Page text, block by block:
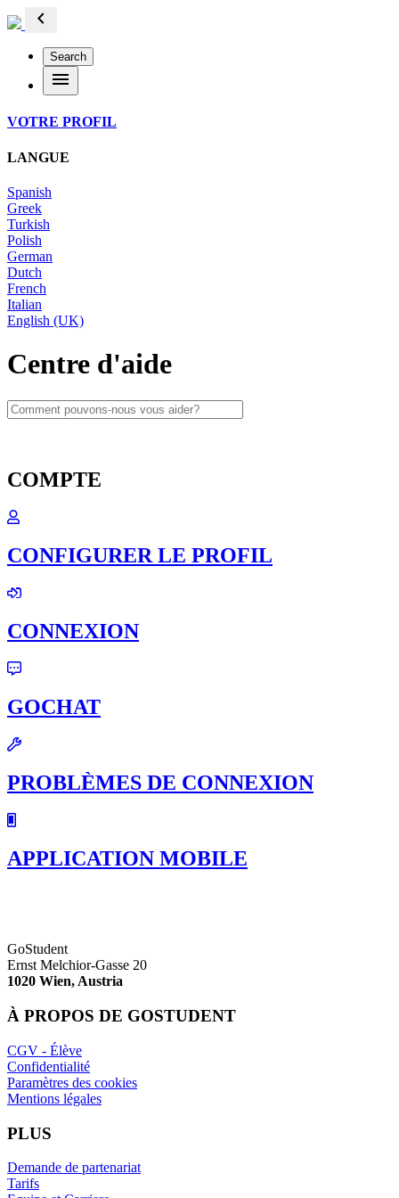
chevron_left
Search
menu
VOTRE PROFIL
LANGUE
Spanish
Greek
Turkish
Polish
German
Dutch
French
Italian
English (UK)
Centre d'aide
COMPTE
CONFIGURER LE PROFIL
CONNEXION
GOCHAT
PROBLÈMES DE CONNEXION
APPLICATION MOBILE
GoStudent
Ernst Melchior-Gasse 20
1020 Wien, Austria
À PROPOS DE GOSTUDENT
CGV - Élève
Confidentialité
Paramètres des cookies
Mentions légales
PLUS
Demande de partenariat
Tarifs